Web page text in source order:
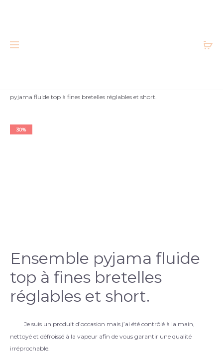
pyjama fluide top à fines bretelles réglables et short.
30%
Ensemble pyjama fluide
top à fines bretelles
réglables et short.
Je suis un produit d’occasion mais j’ai été contrôlé à la main,
nettoyé et défroissé à la vapeur afin de vous garantir une qualité
irréprochable.